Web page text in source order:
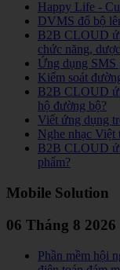
Happy Life -
DVMS đổ bộ
B2B CLOUD
chức năng,
Ứng dụng SMS
Kiểm soát
B2B CLOUD
hộ đường bộ?
Viết ứng dụng
Nghe nhạc Việt
B2B CLOUD
phẩm?
Mobile Solution
06 Tháng 8 2026
Phần mềm hội